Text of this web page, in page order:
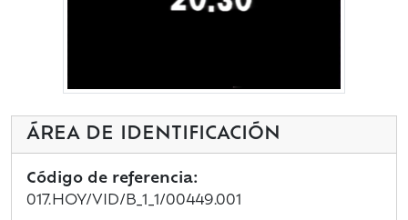
ÁREA DE IDENTIFICACIÓN
Código de referencia:
017.HOY/VID/B_1_1/00449.001